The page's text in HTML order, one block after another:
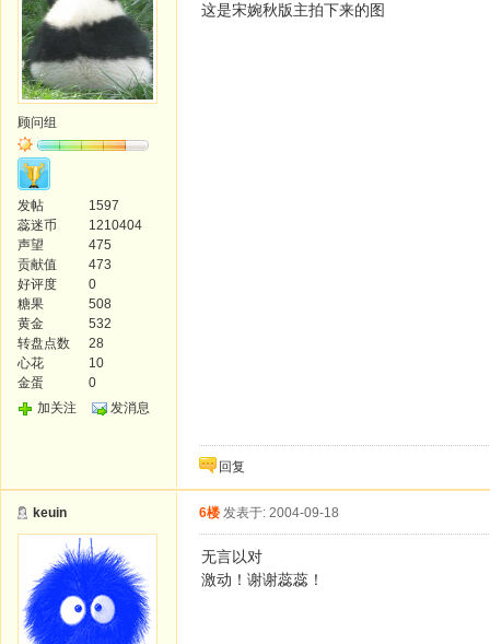
顾问组
发帖
1597
蕊迷币
1210404
声望
475
贡献值
473
好评度
0
糖果
508
黄金
532
转盘点数
28
心花
10
金蛋
0
加关注
发消息
这是宋婉秋版主拍下来的图
回复
keuin 6楼 发表于: 2004-09-18
无言以对
激动！谢谢蕊蕊！